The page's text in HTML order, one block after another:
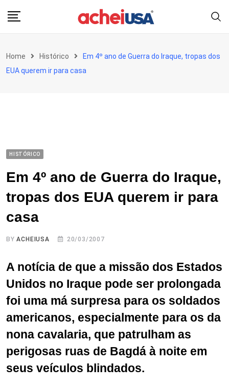
Home Histórico
Em 4º ano de Guerra do Iraque, tropas dos
EUA querem ir para casa
HISTÓRICO
Em 4º ano de Guerra do Iraque,
tropas dos EUA querem ir para
casa
BYACHEIUSA 20/03/2007
A notícia de que a missão dos Estados
Unidos no Iraque pode ser prolongada
foi uma má surpresa para os soldados
americanos, especialmente para os da
nona cavalaria, que patrulham as
perigosas ruas de Bagdá à noite em
seus veículos blindados.